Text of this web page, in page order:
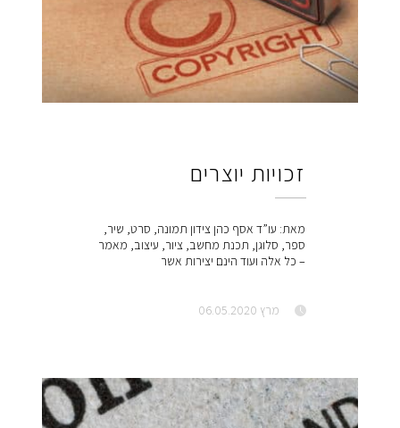
זכויות יוצרים
מאת: עו”ד אסף כהן צידון תמונה, סרט, שיר,
ספר, סלוגן, תכנת מחשב, ציור, עיצוב, מאמר
– כל אלה ועוד הינם יצירות אשר
מרץ 06.05.2020